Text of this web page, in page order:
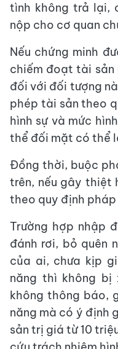
tình không trả lại,
nộp cho cơ quan
Nếu chứng minh
chiếm đoạt tài sản
đối với đối tượng
phép tài sản theo
hình sự và mức
thể đối mặt có thể
Đồng thời, buộc
trên, nếu gây thiệt
theo quy định
Trường hợp nhập
đánh rơi, bỏ quên
của ai, chưa kịp
năng thì không bị
không thông báo,
năng mà có ý định
sản trị giá từ 10